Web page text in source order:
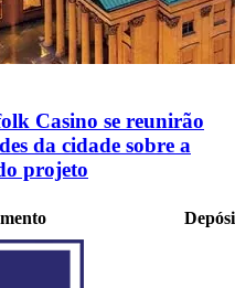
Casino se reunirão
da cidade sobre a
projeto